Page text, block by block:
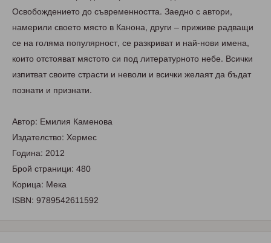
Освобождението до съвременността. Заедно с автори,
намерили своето място в Канона, други – приживе радващи
се на голяма популярност, се разкриват и най-нови имена,
които отстояват мястото си под литературното небе. Всички
изпитват своите страсти и неволи и всички желаят да бъдат
познати и признати.
Автор: Емилия Каменова
Издателство: Хермес
Година: 2012
Брой страници: 480
Корица: Мека
ISBN: 9789542611592